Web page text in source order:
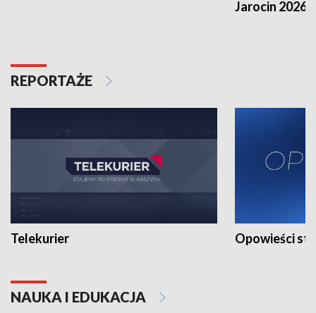
Jarocin 2026
REPORTAŻE
Telekurier Opowieści
NAUKA I EDUKACJA